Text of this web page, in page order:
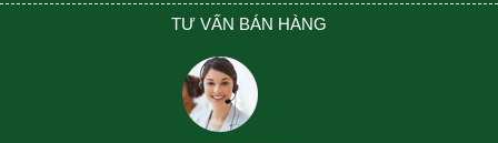
TƯ VẤN BÁN HÀNG